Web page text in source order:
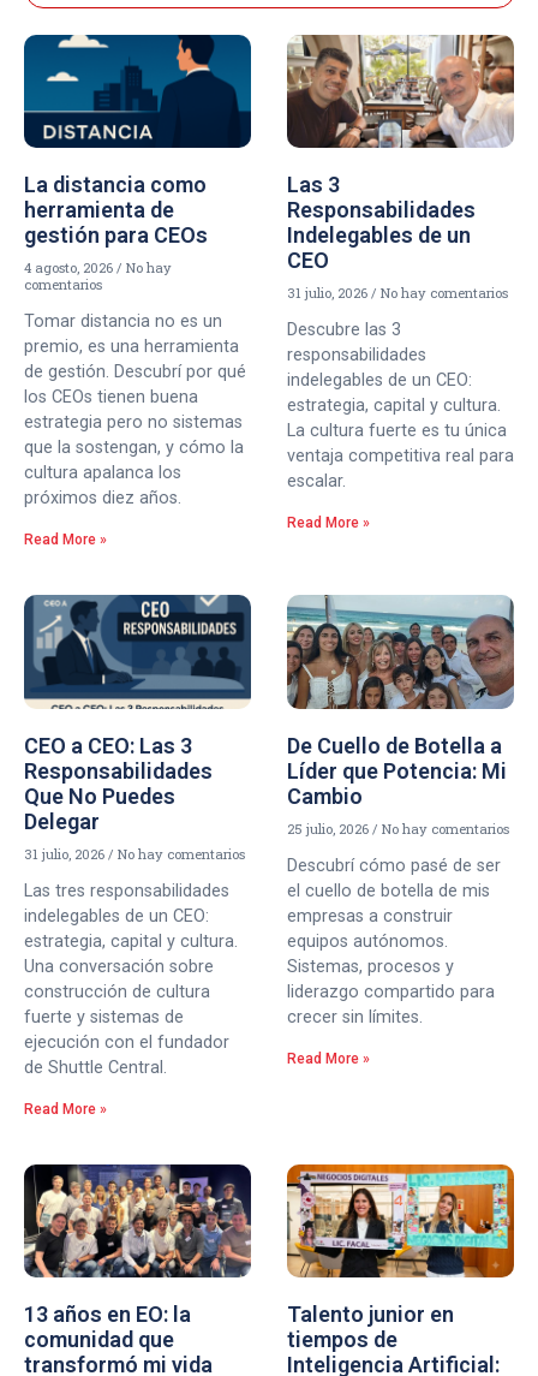
La distancia como
herramienta de
gestión para CEOs
4 agosto, 2026
No hay
comentarios
Tomar distancia no es un
premio, es una herramienta
de gestión. Descubrí por qué
los CEOs tienen buena
estrategia pero no sistemas
que la sostengan, y cómo la
cultura apalanca los
próximos diez años.
Read More »
Las 3
Responsabilidades
Indelegables de un
CEO
31 julio, 2026 No hay comentarios
Descubre las 3
responsabilidades
indelegables de un CEO:
estrategia, capital y cultura.
La cultura fuerte es tu única
ventaja competitiva real para
escalar.
Read More »
CEO a CEO: Las 3
Responsabilidades
Que No Puedes
Delegar
31 julio, 2026 No hay comentarios
Las tres responsabilidades
indelegables de un CEO:
estrategia, capital y cultura.
Una conversación sobre
construcción de cultura
fuerte y sistemas de
ejecución con el fundador
de Shuttle Central.
Read More »
De Cuello de Botella a
Líder que Potencia: Mi
Cambio
25 julio, 2026 No hay comentarios
Descubrí cómo pasé de ser
el cuello de botella de mis
empresas a construir
equipos autónomos.
Sistemas, procesos y
liderazgo compartido para
crecer sin límites.
Read More »
13 años en EO: la
comunidad que
transformó mi vida
Talento junior en
tiempos de
Inteligencia Artificial: